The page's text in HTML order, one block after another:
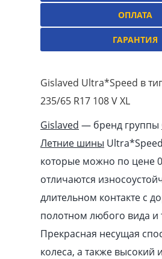
ОПЛАТА
ГАРАНТИЯ
Gislaved Ultra*Speed в
235/65 R17 108 V XL
Gislaved — бренд группы
Летние шины
которые можно по цене
отличаются
длительном контакте с
полотном любого вида и
Прекрасная несущая
колеса, а также высокий